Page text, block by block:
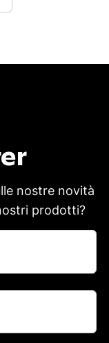
nostre novità
prodotti?